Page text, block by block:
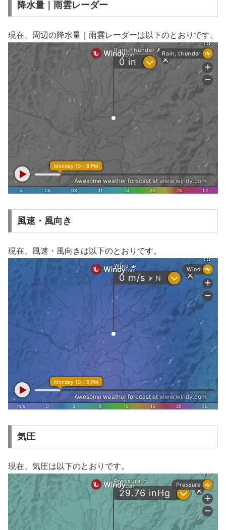
降水量｜雨雲レーダー
現在、周辺の降水量｜雨雲レーダーは以下のとおりです。
風速・風向き
現在、風速・風向きは以下のとおりです。
気圧
現在、気圧は以下のとおりです。